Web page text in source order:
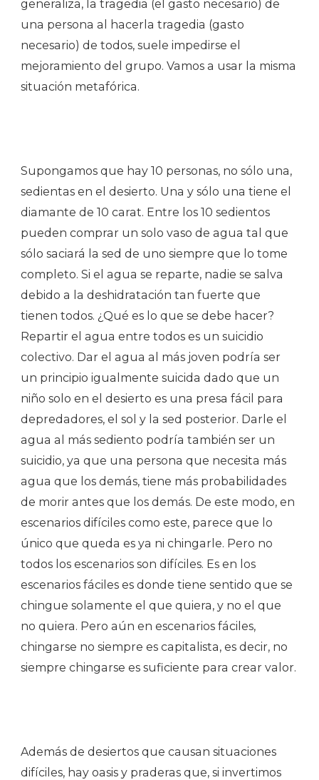
generaliza, la tragedia (el gasto necesario) de
una persona al hacerla tragedia (gasto
necesario) de todos, suele impedirse el
mejoramiento del grupo. Vamos a usar la misma
situación metafórica.
Supongamos que hay 10 personas, no sólo una,
sedientas en el desierto. Una y sólo una tiene el
diamante de 10 carat. Entre los 10 sedientos
pueden comprar un solo vaso de agua tal que
sólo saciará la sed de uno siempre que lo tome
completo. Si el agua se reparte, nadie se salva
debido a la deshidratación tan fuerte que
tienen todos. ¿Qué es lo que se debe hacer?
Repartir el agua entre todos es un suicidio
colectivo. Dar el agua al más joven podría ser
un principio igualmente suicida dado que un
niño solo en el desierto es una presa fácil para
depredadores, el sol y la sed posterior. Darle el
agua al más sediento podría también ser un
suicidio, ya que una persona que necesita más
agua que los demás, tiene más probabilidades
de morir antes que los demás. De este modo, en
escenarios difíciles como este, parece que lo
único que queda es ya ni chingarle. Pero no
todos los escenarios son difíciles. Es en los
escenarios fáciles es donde tiene sentido que se
chingue solamente el que quiera, y no el que
no quiera. Pero aún en escenarios fáciles,
chingarse no siempre es capitalista, es decir, no
siempre chingarse es suficiente para crear valor.
Además de desiertos que causan situaciones
difíciles, hay oasis y praderas que, si invertimos